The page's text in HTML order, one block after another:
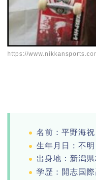
https://
名前：平野海祝
生年月日：不
出身地：新潟
学歴：開志国